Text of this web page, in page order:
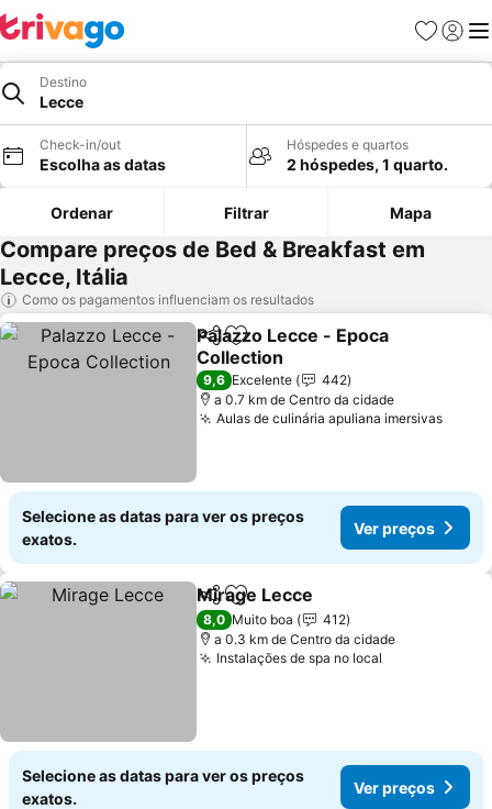
Favoritos
Iniciar
Destino
Lecce
Check-in/out
Escolha as datas
Hóspedes e quartos
2 hóspedes, 1 quarto.
Ordenar Filtrar Mapa
Compare preços de Bed & Breakfast em
Lecce, Itália
Como os pagamentos influenciam os resultados
PartilharAdicionar aos favoritos
Palazzo Lecce - Epoca
Collection
Ver preços
9,6 Excelente
442
a 0.7 km de Centro da cidade
Aulas de culinária apuliana imersivasVer
Selecione as datas para ver os preços
exatos.
Ver preços
PartilharAdicionar aos favoritos
Mirage Lecce
8,0 Muito boa
412
a 0.3 km de Centro da cidade
Instalações de spa no local
Selecione as datas para ver os preços
exatos.
Ver preços